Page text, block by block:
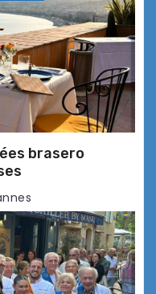
en mode
sur-Mer
… le
tous ses états !
brasero